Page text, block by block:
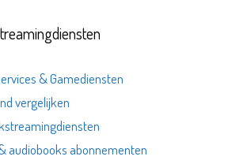
& Gamediensten
vergelijken
audiobooks abonnementen